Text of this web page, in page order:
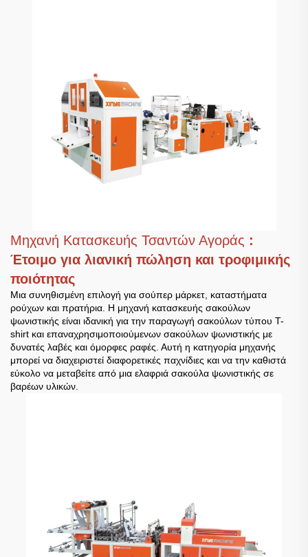
Μηχανή Κατασκευής Τσαντών Αγοράς :
Έτοιμο για λιανική πώληση και τροφιμικής
ποιότητας
Μια συνηθισμένη επιλογή για σούπερ μάρκετ, καταστήματα
ρούχων και πρατήρια. Η μηχανή κατασκευής σακούλων
ψωνιστικής είναι ιδανική για την παραγωγή σακούλων τύπου T-
shirt και επαναχρησιμοποιούμενων σακούλων ψωνιστικής με
δυνατές λαβές και όμορφες ραφές. Αυτή η κατηγορία μηχανής
μπορεί να διαχειριστεί διαφορετικές παχνίδιες και να την καθιστά
εύκολο να μεταβείτε από μια ελαφριά σακούλα ψωνιστικής σε
βαρέων υλικών.